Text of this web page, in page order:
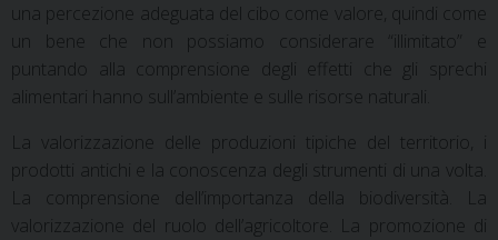
una percezione adeguata del cibo come valore, quindi come
un bene che non possiamo considerare “illimitato” e
puntando alla comprensione degli effetti che gli sprechi
alimentari hanno sull’ambiente e sulle risorse naturali.
La valorizzazione delle produzioni tipiche del territorio, i
prodotti antichi e la conoscenza degli strumenti di una volta.
La comprensione dell’importanza della biodiversità. La
valorizzazione del ruolo dell’agricoltore. La promozione di